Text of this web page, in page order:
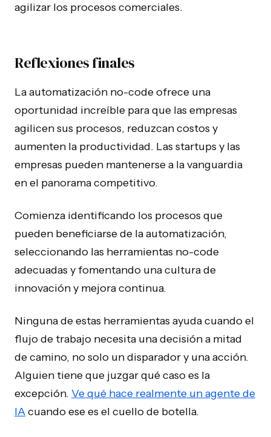
agilizar los procesos comerciales.
Reflexiones finales
La automatización no-code ofrece una
oportunidad increíble para que las empresas
agilicen sus procesos, reduzcan costos y
aumenten la productividad. Las startups y las
empresas pueden mantenerse a la vanguardia
en el panorama competitivo.
Comienza identificando los procesos que
pueden beneficiarse de la automatización,
seleccionando las herramientas no-code
adecuadas y fomentando una cultura de
innovación y mejora continua.
Ninguna de estas herramientas ayuda cuando el
flujo de trabajo necesita una decisión a mitad
de camino, no solo un disparador y una acción.
Alguien tiene que juzgar qué caso es la
excepción. Ve qué hace realmente un agente de
IAcuando ese es el cuello de botella.